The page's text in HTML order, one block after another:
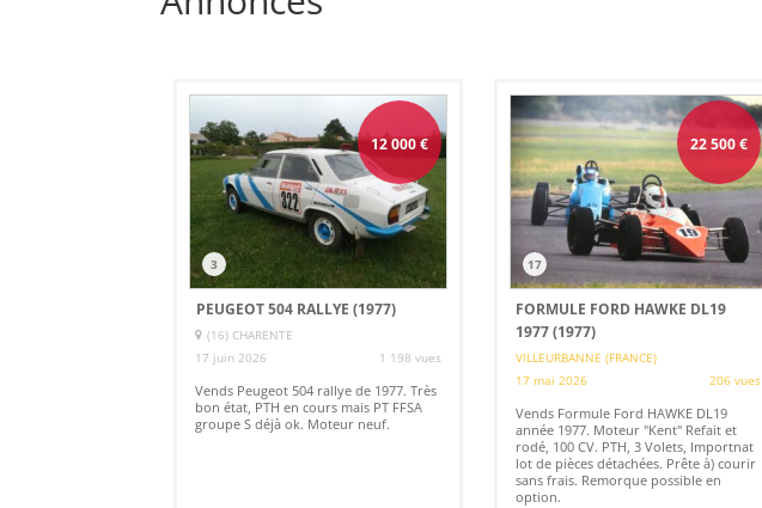
12 000€
3
PEUGEOT 504 RALLYE (1977)
(16) CHARENTE
17 juin 2026
1 198 vues
Vends Peugeot 504 rallye de 1977. Très
bon état, PTH en cours mais PT FFSA
groupe S déjà ok. Moteur neuf.
22 500€
17
FORMULE FORD HAWKE DL19
1977 (1977)
VILLEURBANNE (FRANCE)
17 mai 2026
206 vues
Vends Formule Ford HAWKE DL19
année 1977. Moteur "Kent" Refait et
rodé, 100 CV. PTH, 3 Volets, Importnat
lot de pièces détachées. Prête à) courir
sans frais. Remorque possible en
option.